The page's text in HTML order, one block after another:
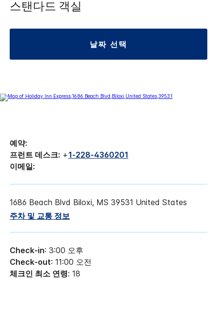
스탠다드 객실
날짜 선택
예약:
프런트 데스크: +1-228-4360201
이메일:
1686 Beach Blvd Biloxi, MS 39531 United States
주차 및 교통 정보
Check-in: 3:00 오후
Check-out: 11:00 오전
체크인 최소 연령: 18